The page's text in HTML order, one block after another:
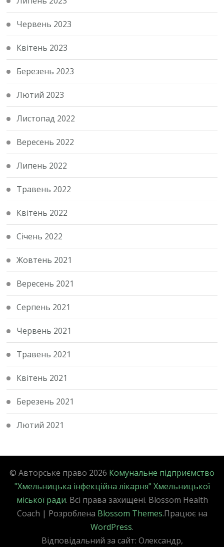
Червень 2023
Квітень 2023
Березень 2023
Лютий 2023
Листопад 2022
Вересень 2022
Липень 2022
Травень 2022
Квітень 2022
Січень 2022
Жовтень 2021
Вересень 2021
Серпень 2021
Червень 2021
Травень 2021
Квітень 2021
Березень 2021
Лютий 2021
© Авторське право 2026 Комунальне підприємство
"Хмельницька інфекційна лікарня" Хмельницької
міської ради. Всі права захищені. Blossom Health
Coach | Розроблена Blossom Themes.Працює на
WordPress.
Відповідальний за сайт: Олександр,